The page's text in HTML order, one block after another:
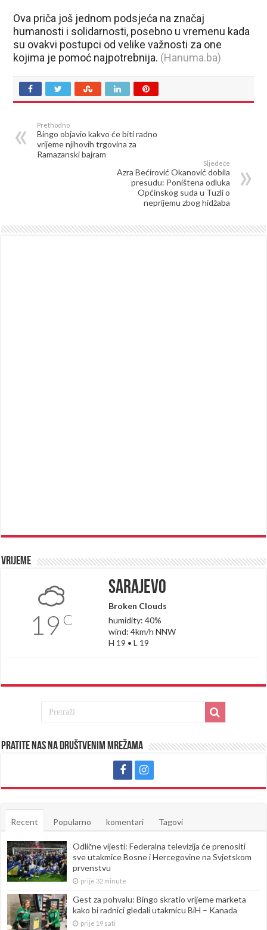
Ova priča još jednom podsjeća na značaj
humanosti i solidarnosti, posebno u vremenu kada
su ovakvi postupci od velike važnosti za one
kojima je pomoć najpotrebnija. (Hanuma.ba)
Prethodno
Bingo objavio kakvo će biti radno
vrijeme njihovih trgovina za
Ramazanski bajram
Sljedeće
Azra Bećirović Okanović dobila
presudu: Poništena odluka
Općinskog suda u Tuzli o
neprijemu zbog hidžaba
Vrijeme
19 C
Sarajevo
Broken Clouds
humidity: 40%
wind: 4km/h NNW
H 19 • L 19
Pratite nas na društvenim mrežama
Recent Popularno komentari Tagovi
Odlične vijesti: Federalna televizija će prenositi
sve utakmice Bosne i Hercegovine na Svjetskom
prvenstvu
prije 32 minute
Gest za pohvalu: Bingo skratio vrijeme marketa
kako bi radnici gledali utakmicu BiH – Kanada
prije 19 sati